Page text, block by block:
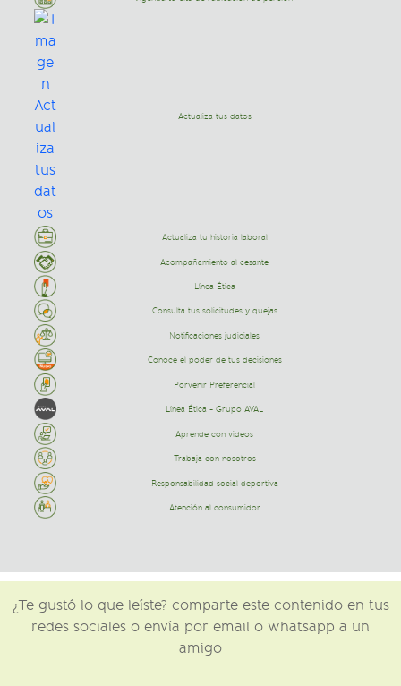
Actualiza tus datos
Actualiza tu historia laboral
Acompañamiento al cesante
Línea Ética
Consulta tus solicitudes y quejas
Notificaciones judiciales
Conoce el poder de tus decisiones
Porvenir Preferencial
Línea Ética - Grupo AVAL
Aprende con videos
Trabaja con nosotros
Responsabilidad social deportiva
Atención al consumidor
¿Te gustó lo que leíste? comparte este contenido en tus
redes sociales o envía por email o whatsapp a un
amigo